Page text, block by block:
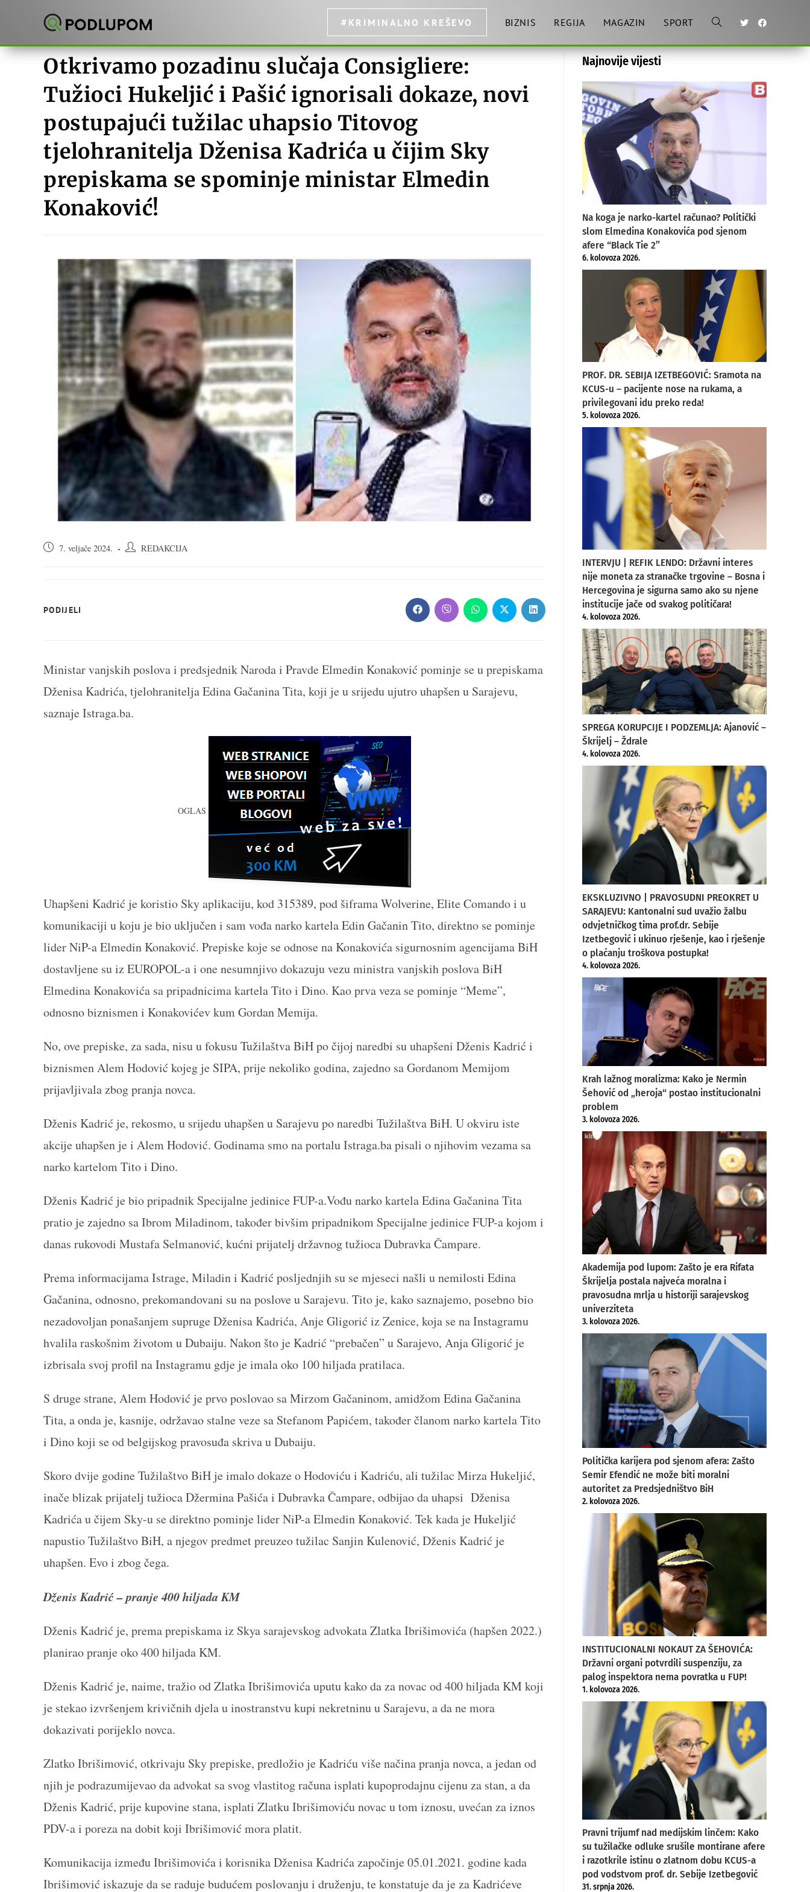
#KRIMINALNO KREŠEVO BIZNIS REGIJA MAGAZIN SPORT Toggle
Otkrivamo pozadinu slučaja Consigliere:
Tužioci Hukeljić i Pašić ignorisali dokaze, novi
postupajući tužilac uhapsio Titovog
tjelohranitelja Dženisa Kadrića u čijim Sky
prepiskama se spominje ministar Elmedin
Konaković!
Objava7. veljače 2024.
AutorREDAKCIJA
PODIJELI Opens
in
Opens
in
Opens
in
Opens
in
Opens
in
Ministar vanjskih poslova i predsjednik Naroda i Pravde Elmedin Konaković pominje se u prepiskama
Dženisa Kadrića, tjelohranitelja Edina Gačanina Tita, koji je u srijedu ujutro uhapšen u Sarajevu,
saznaje Istraga.ba.
OGLAS
Uhapšeni Kadrić je koristio Sky aplikaciju, kod 315389, pod šiframa Wolverine, Elite Comando i u
komunikaciji u koju je bio uključen i sam vođa narko kartela Edin Gačanin Tito, direktno se pominje
lider NiP-a Elmedin Konaković. Prepiske koje se odnose na Konakovića sigurnosnim agencijama BiH
dostavljene su iz EUROPOL-a i one nesumnjivo dokazuju vezu ministra vanjskih poslova BiH
Elmedina Konakovića sa pripadnicima kartela Tito i Dino. Kao prva veza se pominje “Meme”,
odnosno biznismen i Konakovićev kum Gordan Memija.
No, ove prepiske, za sada, nisu u fokusu Tužilaštva BiH po čijoj naredbi su uhapšeni Dženis Kadrić i
biznismen Alem Hodović kojeg je SIPA, prije nekoliko godina, zajedno sa Gordanom Memijom
prijavljivala zbog pranja novca.
Dženis Kadrić je, rekosmo, u srijedu uhapšen u Sarajevu po naredbi Tužilaštva BiH. U okviru iste
akcije uhapšen je i Alem Hodović. Godinama smo na portalu Istraga.ba pisali o njihovim vezama sa
narko kartelom Tito i Dino.
Dženis Kadrić je bio pripadnik Specijalne jedinice FUP-a.Vođu narko kartela Edina Gačanina Tita
pratio je zajedno sa Ibrom Miladinom, također bivšim pripadnikom Specijalne jedinice FUP-a kojom i
danas rukovodi Mustafa Selmanović, kućni prijatelj državnog tužioca Dubravka Čampare.
Prema informacijama Istrage, Miladin i Kadrić posljednjih su se mjeseci našli u nemilosti Edina
Gačanina, odnosno, prekomandovani su na poslove u Sarajevu. Tito je, kako saznajemo, posebno bio
nezadovoljan ponašanjem supruge Dženisa Kadrića, Anje Gligorić iz Zenice, koja se na Instagramu
hvalila raskošnim životom u Dubaiju. Nakon što je Kadrić “prebačen” u Sarajevo, Anja Gligorić je
izbrisala svoj profil na Instagramu gdje je imala oko 100 hiljada pratilaca.
S druge strane, Alem Hodović je prvo poslovao sa Mirzom Gačaninom, amidžom Edina Gačanina
Tita, a onda je, kasnije, održavao stalne veze sa Stefanom Papićem, također članom narko kartela Tito
i Dino koji se od belgijskog pravosuđa skriva u Dubaiju.
Skoro dvije godine Tužilaštvo BiH je imalo dokaze o Hodoviću i Kadriću, ali tužilac Mirza Hukeljić,
inače blizak prijatelj tužioca Džermina Pašića i Dubravka Čampare, odbijao da uhapsi Dženisa
Kadrića u čijem Sky-u se direktno pominje lider NiP-a Elmedin Konaković. Tek kada je Hukeljić
napustio Tužilaštvo BiH, a njegov predmet preuzeo tužilac Sanjin Kulenović, Dženis Kadrić je
uhapšen. Evo i zbog čega.
Dženis Kadrić – pranje 400 hiljada KM
Dženis Kadrić je, prema prepiskama iz Skya sarajevskog advokata Zlatka Ibrišimovića (hapšen 2022.)
planirao pranje oko 400 hiljada KM.
Dženis Kadrić je, naime, tražio od Zlatka Ibrišimovića uputu kako da za novac od 400 hiljada KM koji
je stekao izvršenjem krivičnih djela u inostranstvu kupi nekretninu u Sarajevu, a da ne mora
dokazivati porijeklo novca.
Zlatko Ibrišimović, otkrivaju Sky prepiske, predložio je Kadriću više načina pranja novca, a jedan od
njih je podrazumijevao da advokat sa svog vlastitog računa isplati kupoprodajnu cijenu za stan, a da
Dženis Kadrić, prije kupovine stana, isplati Zlatku Ibrišimoviću novac u tom iznosu, uvećan za iznos
PDV-a i poreza na dobit koji Ibrišimović mora platit.
Komunikacija između Ibrišimovića i korisnika Dženisa Kadrića započinje 05.01.2021. godine kada
Ibrišimović iskazuje da se raduje budućem poslovanju i druženju, te konstatuje da je za Kadrićeve
Najnovije vijesti
Na koga je narko-kartel računao? Politički
slom Elmedina Konakovića pod sjenom
afere “Black Tie 2”
6. kolovoza 2026.
PROF. DR. SEBIJA IZETBEGOVIĆ: Sramota na
KCUS-u – pacijente nose na rukama, a
privilegovani idu preko reda!
5. kolovoza 2026.
INTERVJU | REFIK LENDO: Državni interes
nije moneta za stranačke trgovine – Bosna i
Hercegovina je sigurna samo ako su njene
institucije jače od svakog političara!
4. kolovoza 2026.
SPREGA KORUPCIJE I PODZEMLJA: Ajanović –
Škrijelj – Ždrale
4. kolovoza 2026.
EKSKLUZIVNO | PRAVOSUDNI PREOKRET U
SARAJEVU: Kantonalni sud uvažio žalbu
odvjetničkog tima prof.dr. Sebije
Izetbegović i ukinuo rješenje, kao i rješenje
o plaćanju troškova postupka!
4. kolovoza 2026.
Krah lažnog moralizma: Kako je Nermin
Šehović od „heroja“ postao institucionalni
problem
3. kolovoza 2026.
Akademija pod lupom: Zašto je era Rifata
Škrijelja postala najveća moralna i
pravosudna mrlja u historiji sarajevskog
univerziteta
3. kolovoza 2026.
Politička karijera pod sjenom afera: Zašto
Semir Efendić ne može biti moralni
autoritet za Predsjedništvo BiH
2. kolovoza 2026.
INSTITUCIONALNI NOKAUT ZA ŠEHOVIĆA:
Državni organi potvrdili suspenziju, za
palog inspektora nema povratka u FUP!
1. kolovoza 2026.
Pravni trijumf nad medijskim linčem: Kako
su tužilačke odluke srušile montirane afere
i razotkrile istinu o zlatnom dobu KCUS-a
pod vodstvom prof. dr. Sebije Izetbegović
31. srpnja 2026.